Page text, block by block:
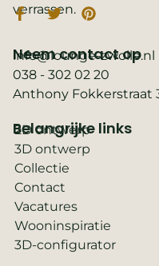
verrassen.
Belangrijke links
2D ontwerp
3D ontwerp
Collectie
Contact
Vacatures
Wooninspiratie
3D-configurator
Neem contact op
info@lounge-zwolle.nl
038 - 302 02 20
Anthony Fokkerstraat